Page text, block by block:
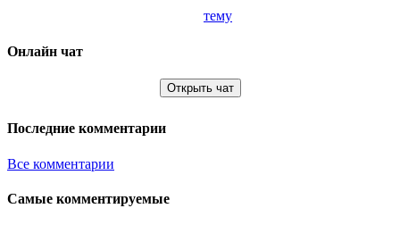
тему
Онлайн чат
Открыть чат
Последние комментарии
Все комментарии
Самые комментируемые